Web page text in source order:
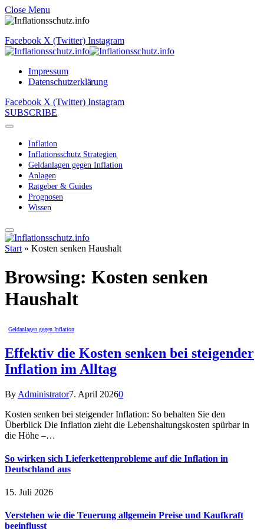
Close Menu
Facebook X (Twitter) Instagram
Impressum
Datenschutzerklärung
Facebook X (Twitter) Instagram
SUBSCRIBE
Inflation
Inflationsschutz Strategien
Geldanlagen gegen Inflation
Anlagen
Ratgeber & Guides
Prognosen
Wissen
Start » Kosten senken Haushalt
Browsing: Kosten senken
Haushalt
Geldanlagen gegen Inflation
Effektiv die Kosten senken bei steigender
Inflation im Alltag
By Administrator7. April 20260
Kosten senken bei steigender Inflation: So behalten Sie den
Überblick Die Inflation zieht die Lebenshaltungskosten spürbar in
die Höhe –…
So wirken sich Lieferkettenprobleme auf die Inflation in
Deutschland aus
15. Juli 2026
Verstehen wie die Teuerung allgemein Preise und Kaufkraft
beeinflusst